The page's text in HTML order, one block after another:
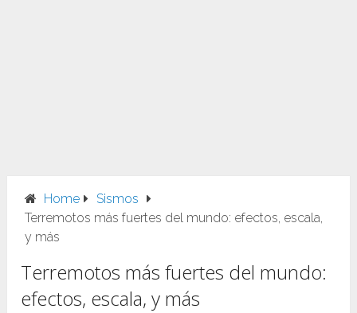
Home
Sismos
Terremotos más fuertes del mundo: efectos, escala,
y más
Terremotos más fuertes del mundo:
efectos, escala, y más